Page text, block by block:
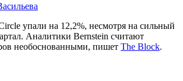
упали на 12,2%, несмотря на сильный
Аналитики Bernstein считают
необоснованными, пишет The Block.